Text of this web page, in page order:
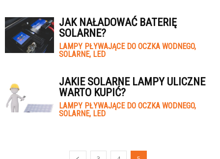
JAK NAŁADOWAĆ BATERIĘ
SOLARNE?
LAMPY PŁYWAJĄCE DO OCZKA WODNEGO,
SOLARNE, LED
JAKIE SOLARNE LAMPY ULICZNE
WARTO KUPIĆ?
LAMPY PŁYWAJĄCE DO OCZKA WODNEGO,
SOLARNE, LED